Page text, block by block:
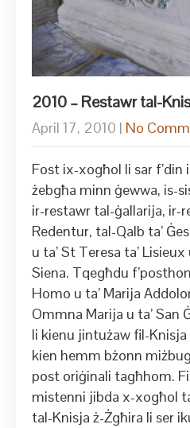
2010 – Restawr tal-
April 17, 2010 | No
Fost ix-xogħol li sar f’din
żebgħa minn ġewwa, is-
ir-restawr tal-ġallarija,
Redentur, tal-Qalb ta’
u ta’ St Teresa ta’
Siena. Tqegħdu
Homo u ta’ Marija
Ommna Marija u ta’ San
li kienu jintużaw fil-
kien hemm bżonn
post oriġinali tagħhom.
mistenni jibda x-xogħol
tal-Knisja ż-Żgħira li ser